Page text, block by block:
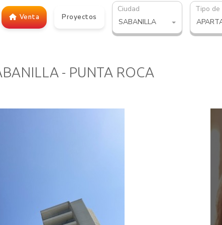
Venta Proyectos
Ciudad
SABANILLA
Tipo de
- PUNTA ROCA